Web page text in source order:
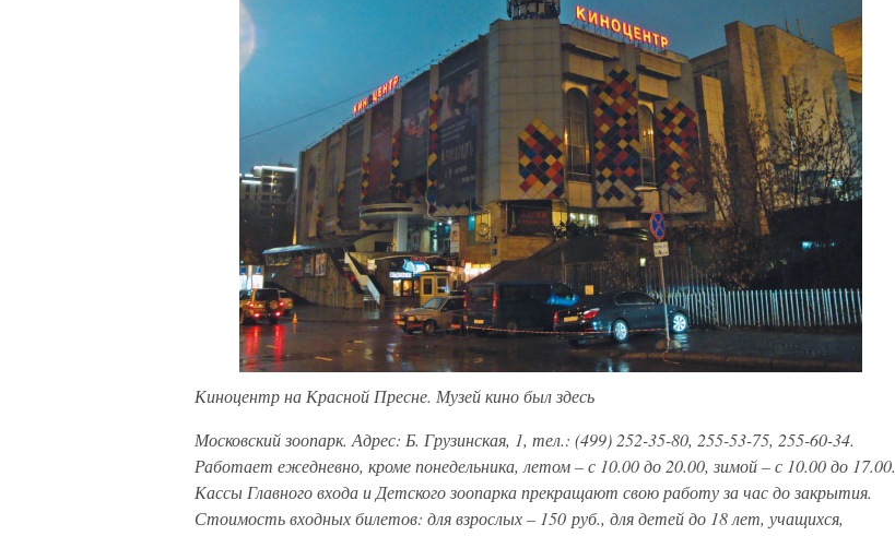
Киноцентр на Красной Пресне. Музей кино был здесь
Московский зоопарк. Адрес: Б. Грузинская, 1, тел.: (499) 252-35-80, 255-53-75, 255-60-34.
Работает ежедневно, кроме понедельника, летом – с 10.00 до 20.00, зимой – с 10.00 до 17.00.
Кассы Главного входа и Детского зоопарка прекращают свою работу за час до закрытия.
Стоимость входных билетов: для взрослых – 150 руб., для детей до 18 лет, учащихся,